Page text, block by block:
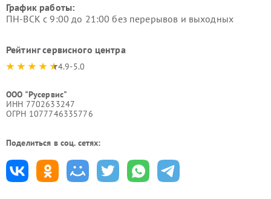
График работы:
ПН-ВСК с 9:00 до 21:00 без перерывов и выходных
Рейтинг сервисного центра
4.9-5.0
ООО "Русервис"
ИНН 7702633247
ОГРН 1077746335776
Поделиться в соц. сетях: